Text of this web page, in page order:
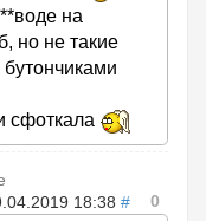
на
но не такие
сфоткала
18:38 # 0